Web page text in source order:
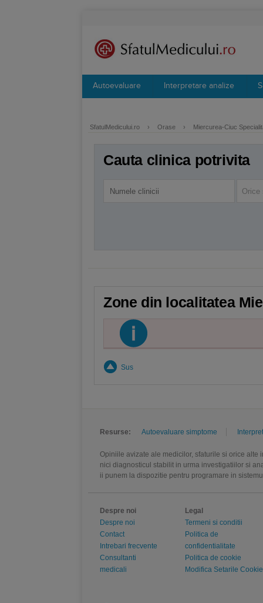
Autoevaluare Interpretare analize
SfatulMedicului.ro › Orase › Miercurea-Ciuc
Cauta clinica potrivita
Orice
Zone din localitatea
Sus
Resurse: Autoevaluare simptome
Opiniile avizate ale medicilor, sfaturile si orice
nici diagnosticul stabilit in urma investigatiilor si
ii punem la dispozitie pentru programare in
Despre noi
Despre noi
Contact
Intrebari frecvente
Consultanti
medicali
Legal
Termeni si conditii
Politica de
confidentialitate
Politica de cookie
Modifica Setarile Cookie